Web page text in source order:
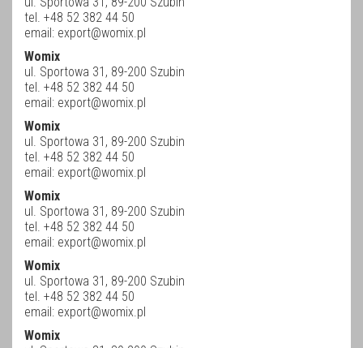
tel. +48 52 382 44 50
email: export@womix.pl
Womix
ul. Sportowa 31, 89-200 Szubin
tel. +48 52 382 44 50
email: export@womix.pl
Womix
ul. Sportowa 31, 89-200 Szubin
tel. +48 52 382 44 50
email: export@womix.pl
Womix
ul. Sportowa 31, 89-200 Szubin
tel. +48 52 382 44 50
email: export@womix.pl
Womix
ul. Sportowa 31, 89-200 Szubin
tel. +48 52 382 44 50
email: export@womix.pl
Womix